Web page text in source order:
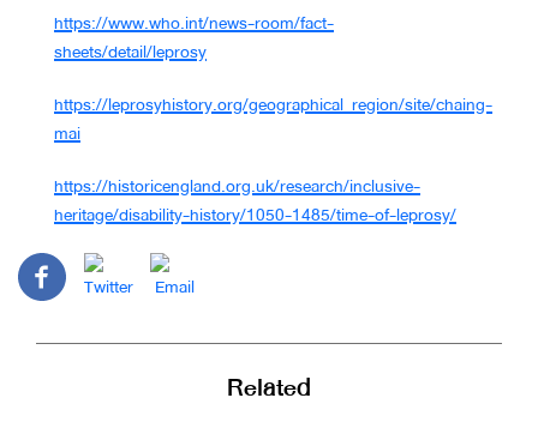
https://www.who.int/news-room/fact-
sheets/detail/leprosy
https://leprosyhistory.org/geographical_region/site/chaing-
mai
https://historicengland.org.uk/research/inclusive-
heritage/disability-history/1050-1485/time-of-leprosy/
Related